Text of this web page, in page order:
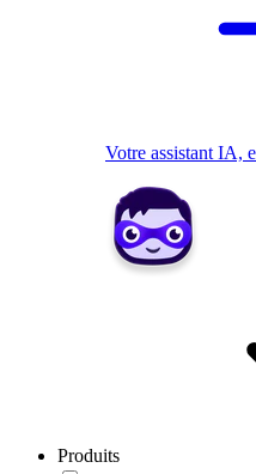
Votre assistant IA,
Produits